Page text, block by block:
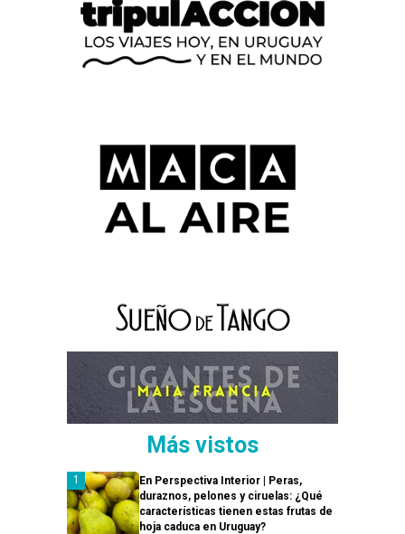
Más vistos
En Perspectiva Interior | Peras,
duraznos, pelones y ciruelas: ¿Qué
características tienen estas frutas de
hoja caduca en Uruguay?